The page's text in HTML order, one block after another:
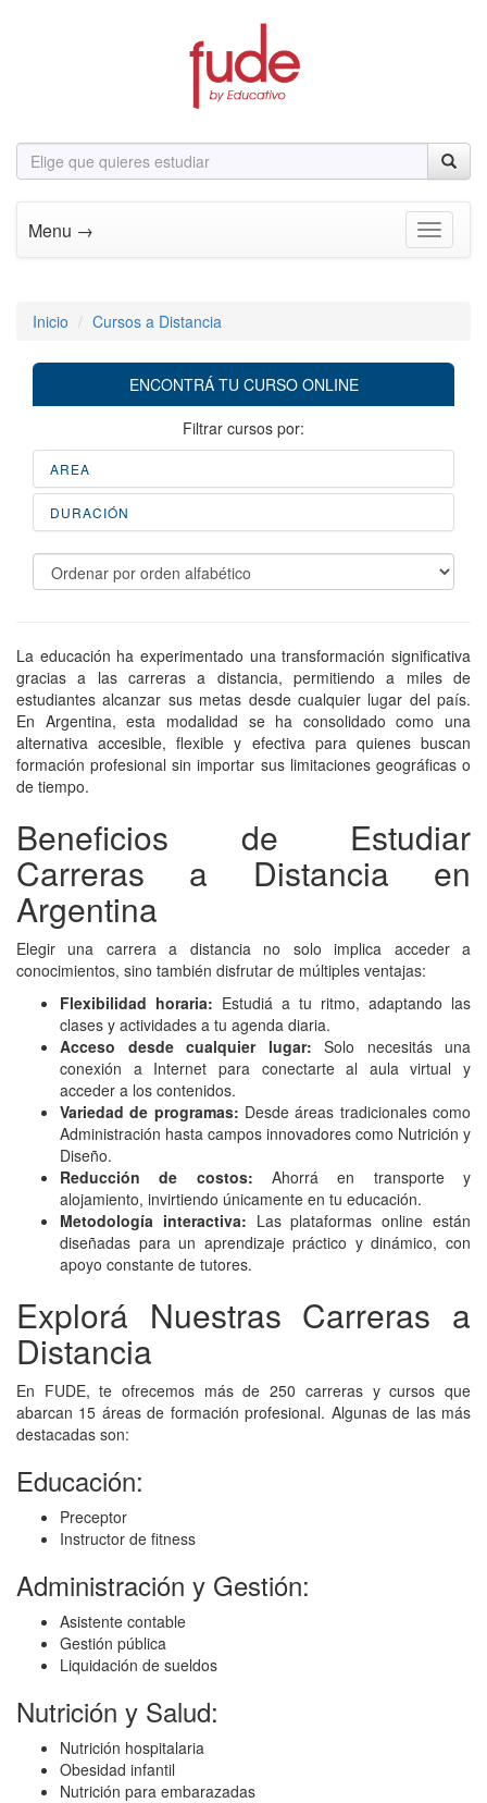
Menu → Toggle
Inicio Cursos a Distancia
ENCONTRÁ TU CURSO ONLINE
Filtrar cursos por:
AREA
DURACIÓN
La educación ha experimentado una transformación significativa
gracias a las carreras a distancia, permitiendo a miles de
estudiantes alcanzar sus metas desde cualquier lugar del país.
En Argentina, esta modalidad se ha consolidado como una
alternativa accesible, flexible y efectiva para quienes buscan
formación profesional sin importar sus limitaciones geográficas o
de tiempo.
Beneficios de Estudiar
Carreras a Distancia en
Argentina
Elegir una carrera a distancia no solo implica acceder a
conocimientos, sino también disfrutar de múltiples ventajas:
Flexibilidad horaria: Estudiá a tu ritmo, adaptando las
clases y actividades a tu agenda diaria.
Acceso desde cualquier lugar: Solo necesitás una
conexión a Internet para conectarte al aula virtual y
acceder a los contenidos.
Variedad de programas: Desde áreas tradicionales como
Administración hasta campos innovadores como Nutrición y
Diseño.
Reducción de costos: Ahorrá en transporte y
alojamiento, invirtiendo únicamente en tu educación.
Metodología interactiva: Las plataformas online están
diseñadas para un aprendizaje práctico y dinámico, con
apoyo constante de tutores.
Explorá Nuestras Carreras a
Distancia
En FUDE, te ofrecemos más de 250 carreras y cursos que
abarcan 15 áreas de formación profesional. Algunas de las más
destacadas son:
Educación:
Preceptor
Instructor de fitness
Administración y Gestión:
Asistente contable
Gestión pública
Liquidación de sueldos
Nutrición y Salud:
Nutrición hospitalaria
Obesidad infantil
Nutrición para embarazadas